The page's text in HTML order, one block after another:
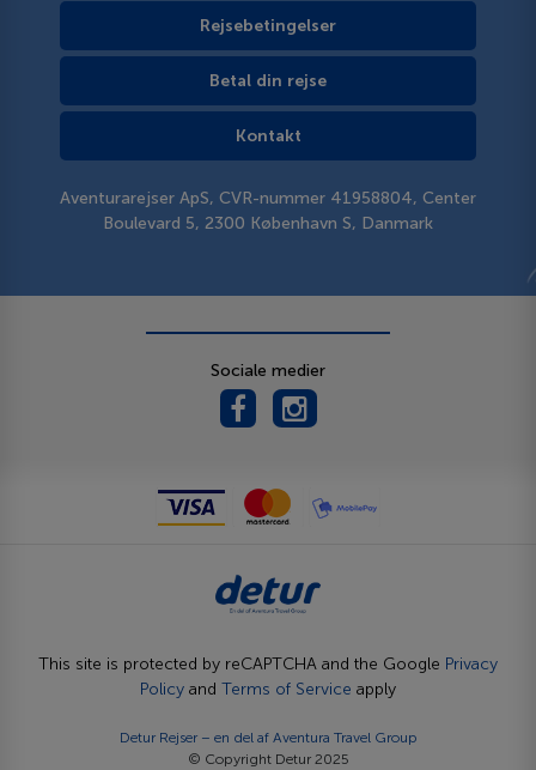
Rejsebetingelser
Betal din rejse
Kontakt
Aventurarejser ApS, CVR-nummer 41958804, Center
Boulevard 5, 2300 København S, Danmark
Sociale medier
This site is protected by reCAPTCHA and the Google Privacy
Policy and Terms of Service apply
Detur Rejser – en del af Aventura Travel Group
© Copyright Detur 2025